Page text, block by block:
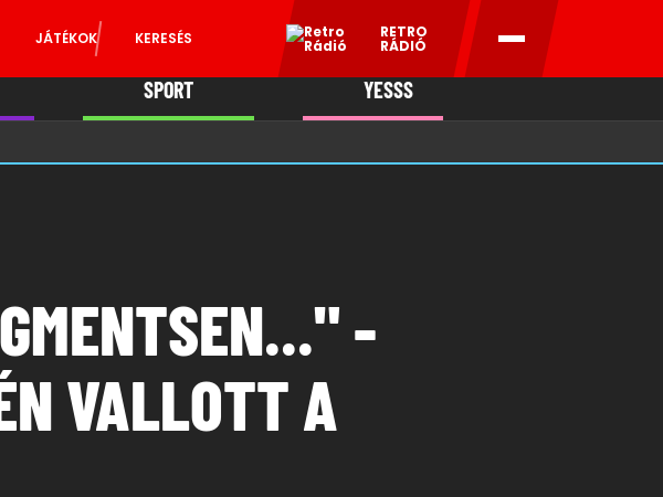
JÁTÉKOK KERESÉS RETRO
RÁDIÓ
SPORT YESSS
-
VALLOTT A